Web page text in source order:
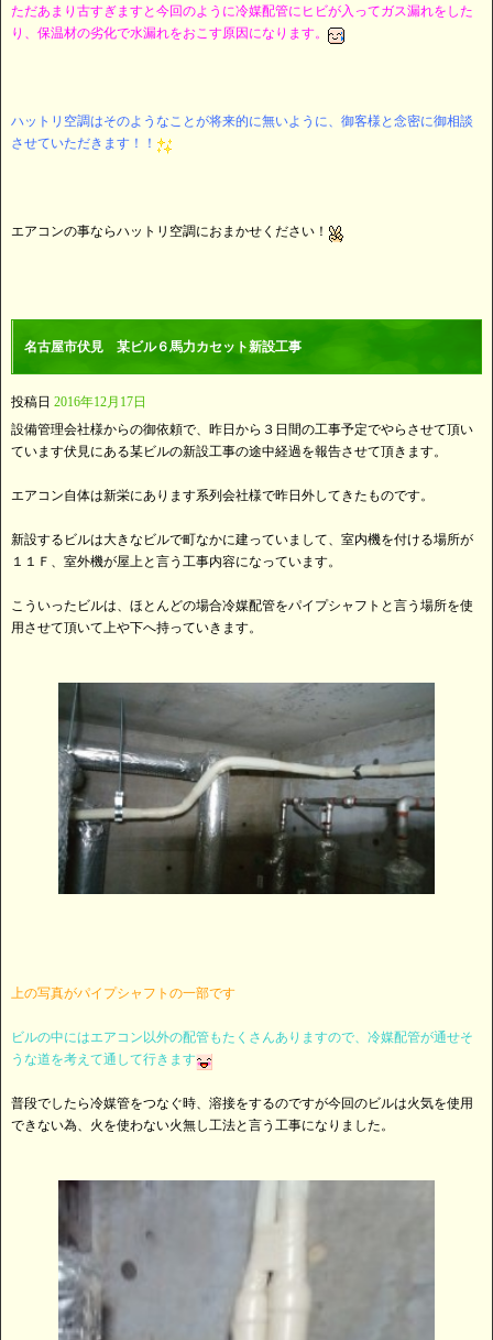
ただあまり古すぎますと今回のように冷媒配管にヒビが入ってガス漏れをした
り、保温材の劣化で水漏れをおこす原因になります。
ハットリ空調はそのようなことが将来的に無いように、御客様と念密に御相談
させていただきます！！
エアコンの事ならハットリ空調におまかせください！
名古屋市伏見 某ビル６馬力カセット新設工事
投稿日 2016年12月17日
設備管理会社様からの御依頼で、昨日から３日間の工事予定でやらさせて頂い
ています伏見にある某ビルの新設工事の途中経過を報告させて頂きます。
エアコン自体は新栄にあります系列会社様で昨日外してきたものです。
新設するビルは大きなビルで町なかに建っていまして、室内機を付ける場所が
１１Ｆ、室外機が屋上と言う工事内容になっています。
こういったビルは、ほとんどの場合冷媒配管をパイプシャフトと言う場所を使
用させて頂いて上や下へ持っていきます。
上の写真がパイプシャフトの一部です
ビルの中にはエアコン以外の配管もたくさんありますので、冷媒配管が通せそ
うな道を考えて通して行きます
普段でしたら冷媒管をつなぐ時、溶接をするのですが今回のビルは火気を使用
できない為、火を使わない火無し工法と言う工事になりました。